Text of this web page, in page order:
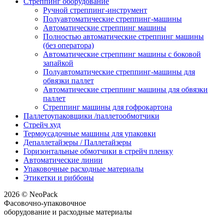
Ручной стреппинг-инструмент
Полуавтоматические стреппинг-машины
Автоматические стреппинг машины
Полностью автоматические стреппинг машины
(без оператора)
Автоматические стреппинг машины с боковой
запайкой
Полуавтоматические стреппинг-машины для
обвязки паллет
Автоматические стреппинг машины для обвязки
паллет
Стреппинг машины для гофрокартона
Паллетоупаковщики /паллетообмотчики
Стрейч худ
Термоусадочные машины для упаковки
Депаллетайзеры / Паллетайзеры
Горизонтальные обмотчики в стрейч пленку
Автоматические линии
Упаковочные расходные материалы
Этикетки и риббоны
2026 © NeoPack
Фасовочно-упаковочное
оборудование и расходные материалы